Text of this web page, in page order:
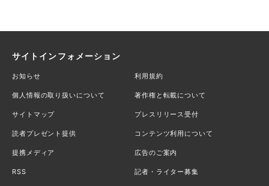
サイトインフォメーション
お知らせ 利用規約
個人情報の取り扱いについて 著作権と転載について
サイトマップ プレスリリース受付
読者プレゼント提供 コンテンツ利用について
提携メディア 広告のご案内
RSS 記者・ライター募集